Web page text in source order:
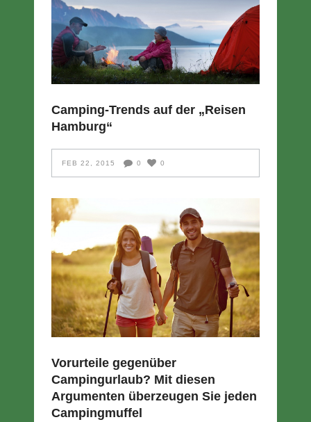
Camping-Trends auf der „Reisen
Hamburg“
FEB 22, 2015 0 0
Vorurteile gegenüber
Campingurlaub? Mit diesen
Argumenten überzeugen Sie jeden
Campingmuffel